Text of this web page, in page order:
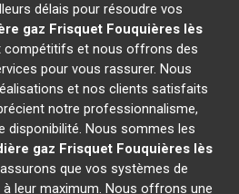
délais pour résoudre vos
gaz Frisquet Fouquières lès
compétitifs et nous offrons des
pour vous rassurer. Nous
et nos clients satisfaits
notre professionnalisme,
disponibilité. Nous sommes les
gaz Frisquet Fouquières lès
que vos systèmes de
leur maximum. Nous offrons une